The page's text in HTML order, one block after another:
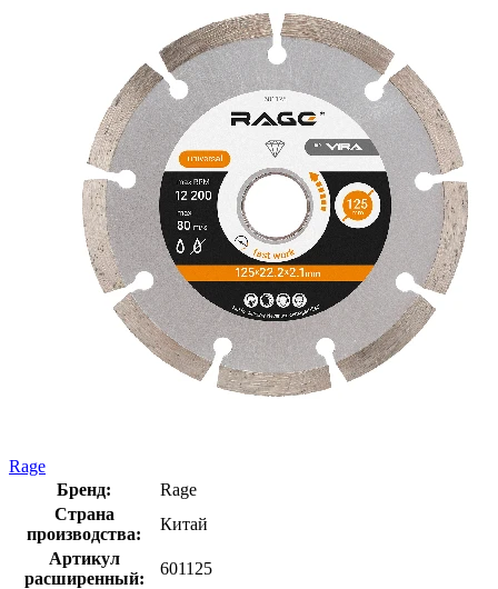
Rage
Бренд:
Rage
Страна
производства:
Китай
Артикул
расширенный:
601125